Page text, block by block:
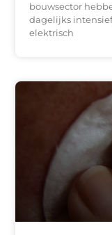
bouwsector
dagelijks
elektrisch